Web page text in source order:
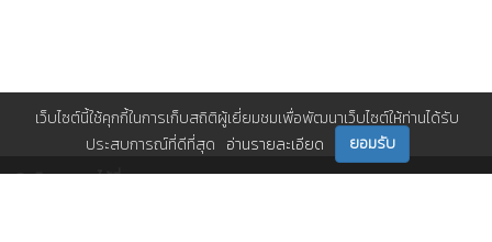
ติดตามเราได้ที่
เว็บไซต์นี้ใช้คุกกี้ในการเก็บสถิติผู้เยี่ยมชมเพื่อพัฒนาเว็บไซต์ให้ท่านได้รับ
ประสบการณ์ที่ดีที่สุด อ่านรายละเอียด ยอมรับ